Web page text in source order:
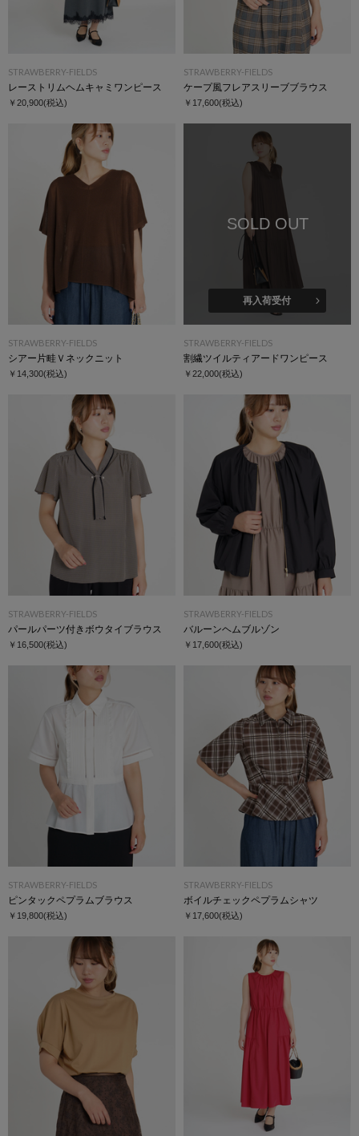
STRAWBERRY-FIELDS
レーストリムヘムキャミワンピース
￥20,900(税込)
STRAWBERRY-FIELDS
ケープ風フレアスリーブブラウス
￥17,600(税込)
STRAWBERRY-FIELDS
シアー片畦Ｖネックニット
￥14,300(税込)
SOLD OUT
再入荷受付
STRAWBERRY-FIELDS
割繊ツイルティアードワンピース
￥22,000(税込)
STRAWBERRY-FIELDS
パールパーツ付きボウタイブラウス
￥16,500(税込)
STRAWBERRY-FIELDS
バルーンヘムブルゾン
￥17,600(税込)
STRAWBERRY-FIELDS
ピンタックペプラムブラウス
￥19,800(税込)
STRAWBERRY-FIELDS
ボイルチェックペプラムシャツ
￥17,600(税込)